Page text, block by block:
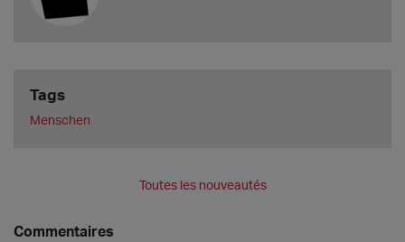
Tags
Menschen
Toutes les nouveautés
Commentaires